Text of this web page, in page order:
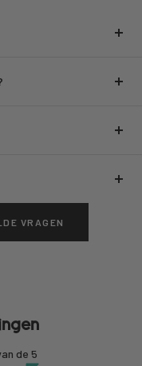
VRAGEN
de 5